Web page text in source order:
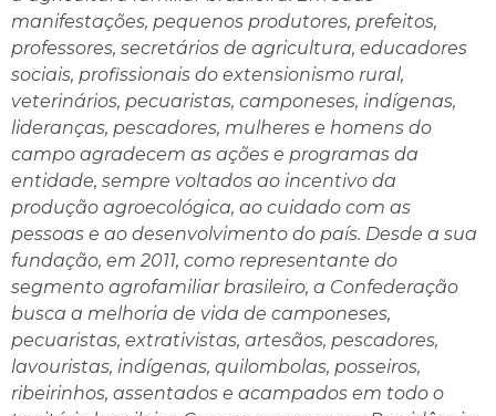
manifestações, pequenos produtores, prefeitos,
professores, secretários de agricultura, educadores
sociais, profissionais do extensionismo rural,
veterinários, pecuaristas, camponeses, indígenas,
lideranças, pescadores, mulheres e homens do
campo agradecem as ações e programas da
entidade, sempre voltados ao incentivo da
produção agroecológica, ao cuidado com as
pessoas e ao desenvolvimento do país. Desde a sua
fundação, em 2011, como representante do
segmento agrofamiliar brasileiro, a Confederação
busca a melhoria de vida de camponeses,
pecuaristas, extrativistas, artesãos, pescadores,
lavouristas, indígenas, quilombolas, posseiros,
ribeirinhos, assentados e acampados em todo o